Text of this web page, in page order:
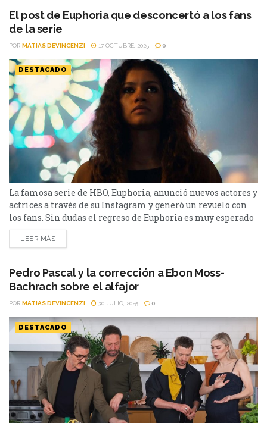
entrando...
El post de Euphoria que desconcertó a los fans
de la serie
POR MATIAS DEVINCENZI 17 OCTUBRE, 2025 0
DESTACADO
La famosa serie de HBO, Euphoria, anunció nuevos actores y
actrices a través de su Instagram y generó un revuelo con
los fans. Sin dudas el regreso de Euphoria es muy esperado
por los fans. La tercera temporada llegará en la primera
parte del próximo año, y por eso a través de su Instagram,
LEER MÁS
Pedro Pascal y la corrección a Ebon Moss-
Bachrach sobre el alfajor
POR MATIAS DEVINCENZI 30 JULIO, 2025 0
DESTACADO